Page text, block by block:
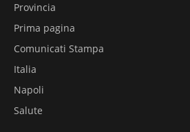
Provincia
Prima pagina
Comunicati Stampa
Italia
Napoli
Salute